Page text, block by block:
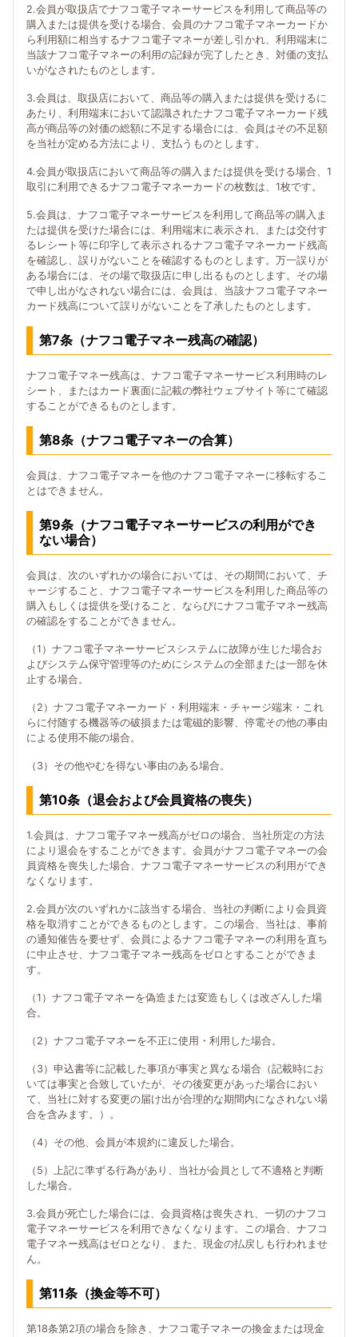
2.会員が取扱店でナフコ電子マネーサービスを利用して商品等の
購入または提供を受ける場合、会員のナフコ電子マネーカードか
ら利用額に相当するナフコ電子マネーが差し引かれ、利用端末に
当該ナフコ電子マネーの利用の記録が完了したとき、対価の支払
いがなされたものとします。
3.会員は、取扱店において、商品等の購入または提供を受けるに
あたり、利用端末において認識されたナフコ電子マネーカード残
高が商品等の対価の総額に不足する場合には、会員はその不足額
を当社が定める方法により、支払うものとします。
4.会員が取扱店において商品等の購入または提供を受ける場合、1
取引に利用できるナフコ電子マネーカードの枚数は、1枚です。
5.会員は、ナフコ電子マネーサービスを利用して商品等の購入ま
たは提供を受けた場合には、利用端末に表示され、または交付す
るレシート等に印字して表示されるナフコ電子マネーカード残高
を確認し、誤りがないことを確認するものとします。万一誤りが
ある場合には、その場で取扱店に申し出るものとします。その場
で申し出がなされない場合には、会員は、当該ナフコ電子マネー
カード残高について誤りがないことを了承したものとします。
第7条（ナフコ電子マネー残高の確認）
ナフコ電子マネー残高は、ナフコ電子マネーサービス利用時のレ
シート、またはカード裏面に記載の弊社ウェブサイト等にて確認
することができるものとします。
第8条（ナフコ電子マネーの合算）
会員は、ナフコ電子マネーを他のナフコ電子マネーに移転するこ
とはできません。
第9条（ナフコ電子マネーサービスの利用ができ
ない場合）
会員は、次のいずれかの場合においては、その期間において、チ
ャージすること、ナフコ電子マネーサービスを利用した商品等の
購入もしくは提供を受けること、ならびにナフコ電子マネー残高
の確認をすることができません。
（1）ナフコ電子マネーサービスシステムに故障が生じた場合お
よびシステム保守管理等のためにシステムの全部または一部を休
止する場合。
（2）ナフコ電子マネーカード・利用端末・チャージ端末・これ
らに付随する機器等の破損または電磁的影響、停電その他の事由
による使用不能の場合。
（3）その他やむを得ない事由のある場合。
第10条（退会および会員資格の喪失）
1.会員は、ナフコ電子マネー残高がゼロの場合、当社所定の方法
により退会をすることができます。会員がナフコ電子マネーの会
員資格を喪失した場合、ナフコ電子マネーサービスの利用ができ
なくなります。
2.会員が次のいずれかに該当する場合、当社の判断により会員資
格を取消すことができるものとします。この場合、当社は、事前
の通知催告を要せず、会員によるナフコ電子マネーの利用を直ち
に中止させ、ナフコ電子マネー残高をゼロとすることができま
す。
（1）ナフコ電子マネーを偽造または変造もしくは改ざんした場
合。
（2）ナフコ電子マネーを不正に使用・利用した場合。
（3）申込書等に記載した事項が事実と異なる場合（記載時にお
いては事実と合致していたが、その後変更があった場合におい
て、当社に対する変更の届け出が合理的な期間内になされない場
合を含みます。）。
（4）その他、会員が本規約に違反した場合。
（5）上記に準ずる行為があり、当社が会員として不適格と判断
した場合。
3.会員が死亡した場合には、会員資格は喪失され、一切のナフコ
電子マネーサービスを利用できなくなります。この場合、ナフコ
電子マネー残高はゼロとなり、また、現金の払戻しも行われませ
ん。
第11条（換金等不可）
第18条第2項の場合を除き、ナフコ電子マネーの換金または現金